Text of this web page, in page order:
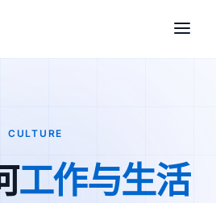
CULTURE
工作与生活